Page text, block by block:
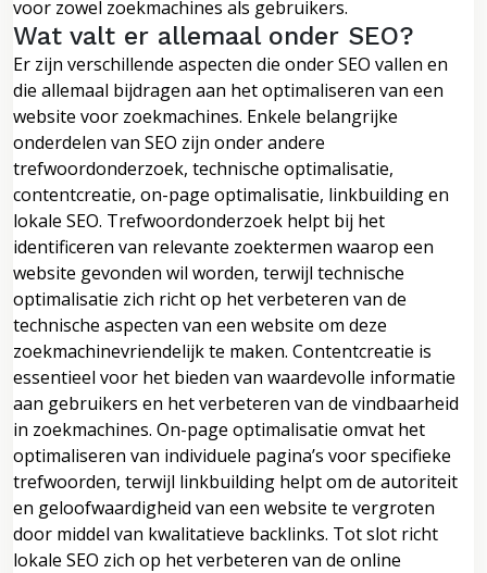
voor zowel zoekmachines als gebruikers.
Wat valt er allemaal onder SEO?
Er zijn verschillende aspecten die onder SEO vallen en
die allemaal bijdragen aan het optimaliseren van een
website voor zoekmachines. Enkele belangrijke
onderdelen van SEO zijn onder andere
trefwoordonderzoek, technische optimalisatie,
contentcreatie, on-page optimalisatie, linkbuilding en
lokale SEO. Trefwoordonderzoek helpt bij het
identificeren van relevante zoektermen waarop een
website gevonden wil worden, terwijl technische
optimalisatie zich richt op het verbeteren van de
technische aspecten van een website om deze
zoekmachinevriendelijk te maken. Contentcreatie is
essentieel voor het bieden van waardevolle informatie
aan gebruikers en het verbeteren van de vindbaarheid
in zoekmachines. On-page optimalisatie omvat het
optimaliseren van individuele pagina’s voor specifieke
trefwoorden, terwijl linkbuilding helpt om de autoriteit
en geloofwaardigheid van een website te vergroten
door middel van kwalitatieve backlinks. Tot slot richt
lokale SEO zich op het verbeteren van de online